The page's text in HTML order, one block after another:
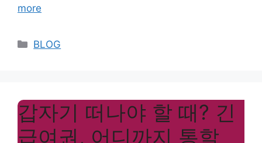
more
Categories
BLOG
갑자기 떠나야 할 때? 긴
급여권, 어디까지 통할